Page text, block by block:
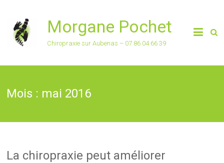
Morgane Pochet
Chiropraxie sur Aubenas – 07 86 04 66 39
Mois : mai 2016
La chiropraxie peut améliorer